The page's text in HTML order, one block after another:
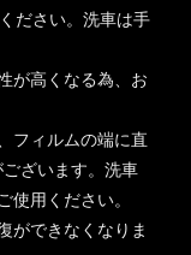
ださい。洗車は手
が高くなる為、お
フィルムの端に直
ざいます。洗車
使用ください。
ができなくなりま